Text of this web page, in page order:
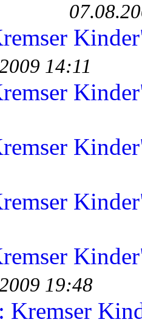
14:11
19:48
Kremser